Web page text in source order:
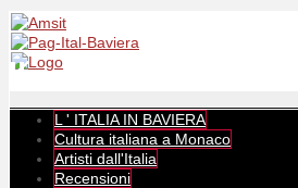
L ' ITALIA IN BAVIERA
Cultura italiana a Monaco
Artisti dall'Italia
Recensioni